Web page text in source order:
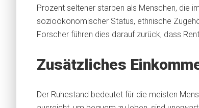
Prozent seltener starben als Menschen, die
sozioökonomischer Status, ethnische
Forscher führen dies darauf zurück, dass
Zusätzliches
Der Ruhestand bedeutet für die meisten